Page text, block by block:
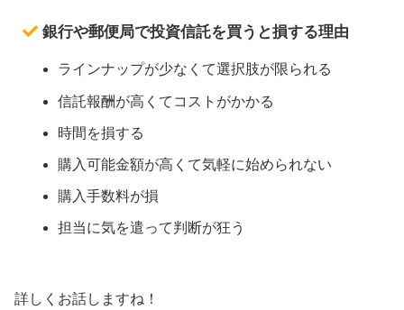
銀行や郵便局で投資信託を買うと損する理由
ラインナップが少なくて選択肢が限られる
信託報酬が高くてコストがかかる
時間を損する
購入可能金額が高くて気軽に始められない
購入手数料が損
担当に気を遣って判断が狂う
詳しくお話しますね！